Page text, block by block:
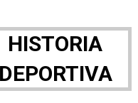
diving 2026 (París,
Heights ponen fin
- Week 10
HISTORIA
DEPORTIVA